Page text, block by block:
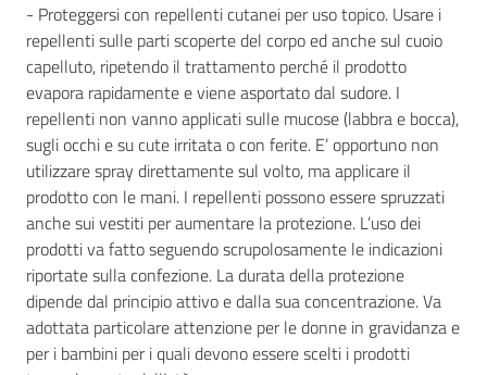
- Proteggersi con repellenti cutanei per uso topico. Usare i
repellenti sulle parti scoperte del corpo ed anche sul cuoio
capelluto, ripetendo il trattamento perché il prodotto
evapora rapidamente e viene asportato dal sudore. I
repellenti non vanno applicati sulle mucose (labbra e bocca),
sugli occhi e su cute irritata o con ferite. E’ opportuno non
utilizzare spray direttamente sul volto, ma applicare il
prodotto con le mani. I repellenti possono essere spruzzati
anche sui vestiti per aumentare la protezione. L’uso dei
prodotti va fatto seguendo scrupolosamente le indicazioni
riportate sulla confezione. La durata della protezione
dipende dal principio attivo e dalla sua concentrazione. Va
adottata particolare attenzione per le donne in gravidanza e
per i bambini per i quali devono essere scelti i prodotti